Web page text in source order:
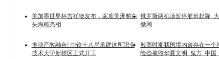
美加墨世界杯吉祥物发布，驼鹿美洲豹白
头海雕亮相
俄罗斯两机场暂停航班起降_
徽网
推动产教融合! 中铁十八局承建这所职业
技术大学新校区正式开工
殷商时期我国境内曾存在一个
险些摧毁华夏文明_鬼方_中国